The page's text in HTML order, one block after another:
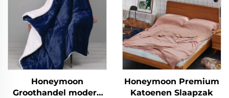
Honeymoon
Groothandel modern
Honeymoon Premium
Katoenen Slaapzak